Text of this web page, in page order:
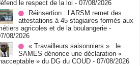
le respect de la loi - 07/08/2026
Réinsertion : l’ARSM remet des
attestations à 45 stagiaires formés aux
agricoles et de la boulangerie -
08/2026
« Travailleurs saisonniers » : le
SAMES dénonce une déclaration «
» du DG du COUD - 07/08/2026